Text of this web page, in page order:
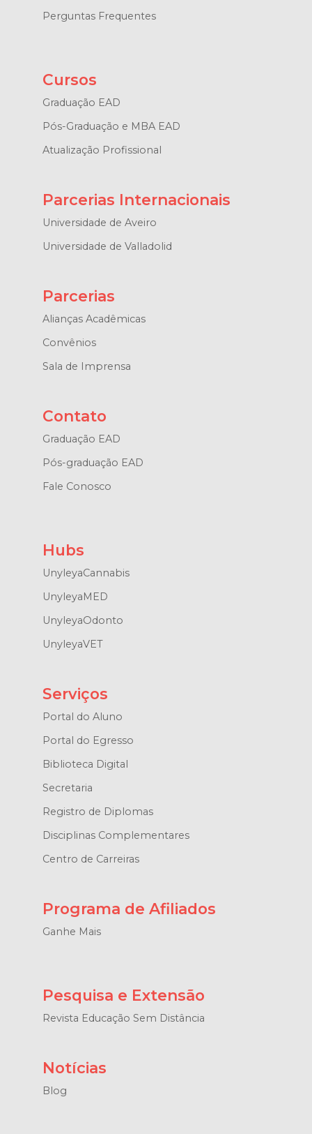
Perguntas Frequentes
Cursos
Graduação EAD
Pós-Graduação e MBA EAD
Atualização Profissional
Parcerias Internacionais
Universidade de Aveiro
Universidade de Valladolid
Parcerias
Alianças Acadêmicas
Convênios
Sala de Imprensa
Contato
Graduação EAD
Pós-graduação EAD
Fale Conosco
Hubs
UnyleyaCannabis
UnyleyaMED
UnyleyaOdonto
UnyleyaVET
Serviços
Portal do Aluno
Portal do Egresso
Biblioteca Digital
Secretaria
Registro de Diplomas
Disciplinas Complementares
Centro de Carreiras
Programa de Afiliados
Ganhe Mais
Pesquisa e Extensão
Revista Educação Sem Distância
Notícias
Blog